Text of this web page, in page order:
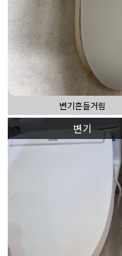
변기흔들거림
변기